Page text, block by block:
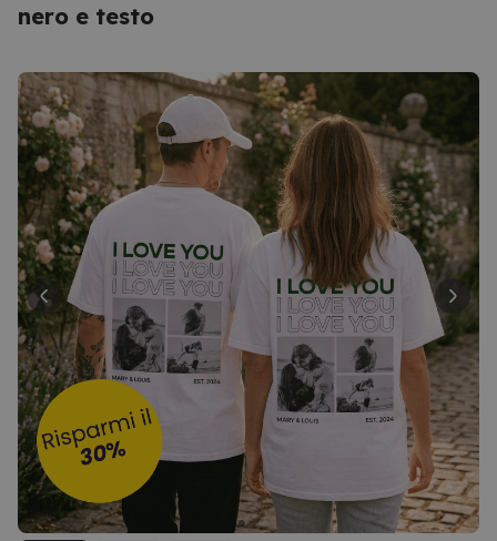
Personalizzato con Logo e
19,99 €
Personalizzabile
Copertina Personalizzata con
Faccia
Comprato
più di 2.000
volte
39,99 €
Personalizzabile
Telo Mare Personalizzato in
Stile Fumetto
Comprato
più di 1.200
volte
34,99 €
Personalizzabile
Vaso Personalizzato con
Testo e Simbolo
Comprato
più di 1.300
volte
29,99 €
Personalizzabile
Set Regalo Birra
nero e testo